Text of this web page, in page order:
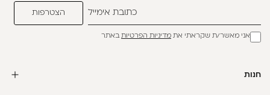
אני מאשר/ת שקראתי את מדיניות הפרטיותבאתר
חנות